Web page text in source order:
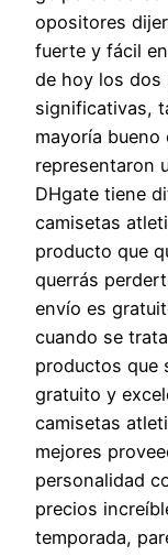
opositores
fuerte y fácil
de hoy los dos
significativas,
mayoría bueno
representaron
DHgate tiene
camisetas
producto que
querrás
envío es
cuando se
productos que
gratuito y
camisetas
mejores
personalidad
precios
temporada,